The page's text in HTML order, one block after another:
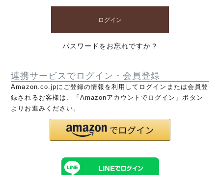
ログイン
パスワードをお忘れですか？
連携サービスでログイン・会員登録
Amazon.co.jpにご登録の情報を利用してログインまたは会員登
録されるお客様は、「Amazonアカウントでログイン」ボタン
よりお進みください。